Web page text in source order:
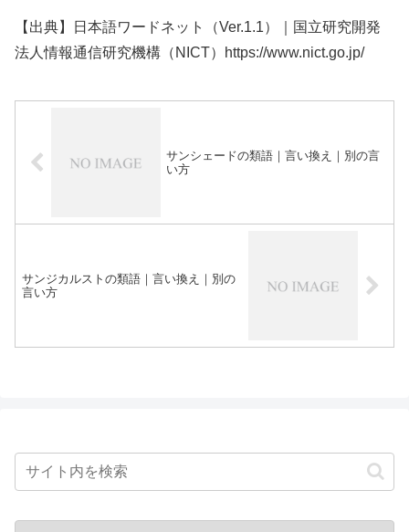
【出典】日本語ワードネット（Ver.1.1）｜国立研究開発
法人情報通信研究機構（NICT）https://www.nict.go.jp/
サンシェードの類語｜言い換え｜別の言
い方
サンジカルストの類語｜言い換え｜別の
言い方